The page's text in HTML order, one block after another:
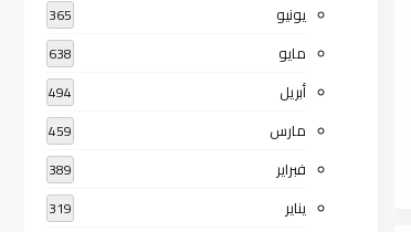
يونيو 365
مايو 638
أبريل 494
مارس 459
فبراير 389
يناير 319